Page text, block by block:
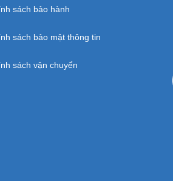
sách bảo hành
sách bảo mật thông tin
sách vận chuyển